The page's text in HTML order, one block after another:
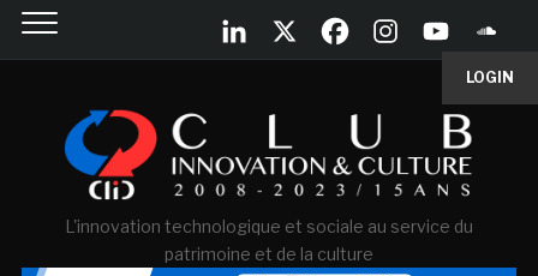
LOGIN
L'innovation technologique et sociale au service du
patrimoine et de la culture